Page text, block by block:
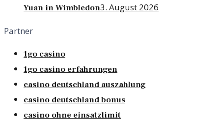
Yuan in Wimbledon3. August 2026
Partner
1go casino
1go casino erfahrungen
casino deutschland auszahlung
casino deutschland bonus
casino ohne einsatzlimit